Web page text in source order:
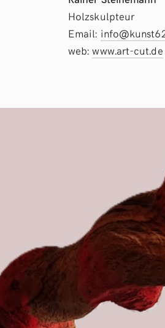
Holzskulpteur
Email:
web:www.art-cut.de